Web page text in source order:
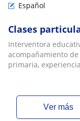
Español
Clases
Interventora
acompañamiento
primaria,
ver más